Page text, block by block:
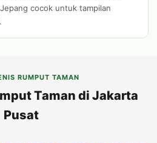
cocok untuk tampilan
RUMPUT TAMAN
Taman di Jakarta
Pusat